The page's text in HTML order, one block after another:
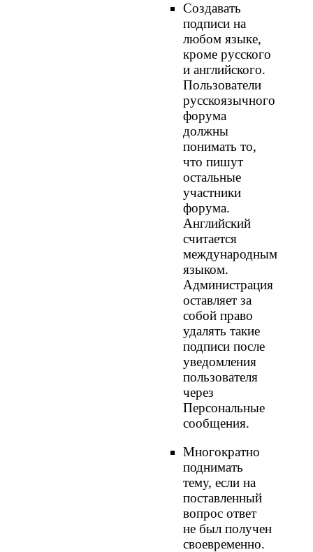
Создавать
подписи на
любом языке,
кроме русского
и английского.
Пользователи
русскоязычного
форума
должны
понимать то,
что пишут
остальные
участники
форума.
Английский
считается
международным
языком.
Администрация
оставляет за
собой право
удалять такие
подписи после
уведомления
пользователя
через
Персональные
сообщения.
Многократно
поднимать
тему, если на
поставленный
вопрос ответ
не был получен
своевременно.